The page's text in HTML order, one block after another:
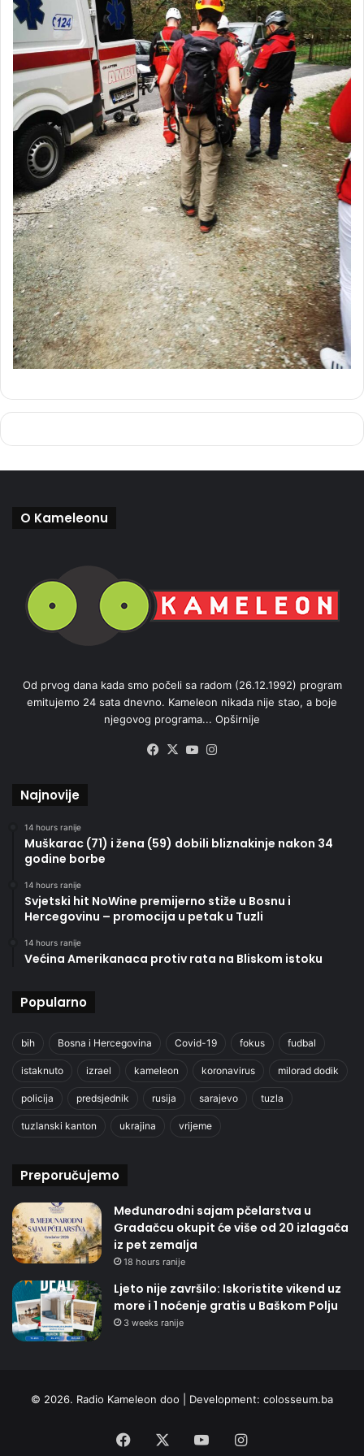
O Kameleonu
Od prvog dana kada smo počeli sa radom (26.12.1992) program
emitujemo 24 sata dnevno. Kameleon nikada nije stao, a boje
njegovog programa... Opširnije
Facebook
X YouTube
Najnovije
14 hours ranije
Muškarac (71) i žena (59) dobili bliznakinje nakon 34
godine borbe
14 hours ranije
Svjetski hit NoWine premijerno stiže u Bosnu i
Hercegovinu – promocija u petak u Tuzli
14 hours ranije
Većina Amerikanaca protiv rata na Bliskom istoku
Popularno
bih Bosna i Hercegovina Covid-19 fokus fudbal
istaknuto izrael kameleon koronavirus milorad dodik
policija predsjednik rusija sarajevo tuzla
tuzlanski kanton ukrajina vrijeme
Preporučujemo
Međunarodni sajam pčelarstva u
Gradačcu okupit će više od 20 izlagača
iz pet zemalja
18 hours ranije
Ljeto nije završilo: Iskoristite vikend uz
more i 1 noćenje gratis u Baškom Polju
3 weeks ranije
© 2026. Radio Kameleon doo | Development: colosseum.ba
Facebook YouTubeInstagram